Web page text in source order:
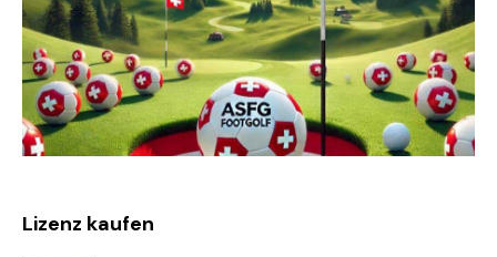
Lizenz kaufen